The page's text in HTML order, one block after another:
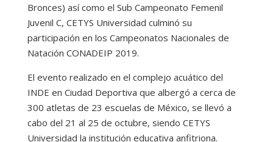
Bronces) así como el Sub Campeonato Femenil
Juvenil C, CETYS Universidad culminó su
participación en los Campeonatos Nacionales de
Natación CONADEIP 2019.
El evento realizado en el complejo acuático del
INDE en Ciudad Deportiva que albergó a cerca de
300 atletas de 23 escuelas de México, se llevó a
cabo del 21 al 25 de octubre, siendo CETYS
Universidad la institución educativa anfitriona.